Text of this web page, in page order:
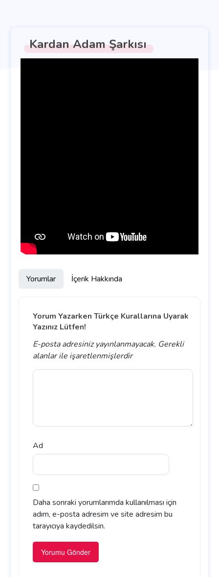
Kardan Adam Şarkısı
Yorumlar İçerik Hakkında
Yorum Yazarken Türkçe Kurallarına Uyarak
Yazınız Lütfen!
E-posta adresiniz yayınlanmayacak. Gerekli
alanlarile işaretlenmişlerdir
Ad
Daha sonraki yorumlarımda kullanılması için
adım, e-posta adresim ve site adresim bu
tarayıcıya kaydedilsin.